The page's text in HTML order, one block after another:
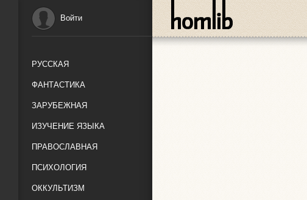
Войти
РУССКАЯ
ФАНТАСТИКА
ЗАРУБЕЖНАЯ
ИЗУЧЕНИЕ ЯЗЫКА
ПРАВОСЛАВНАЯ
ПСИХОЛОГИЯ
ОККУЛЬТИЗМ